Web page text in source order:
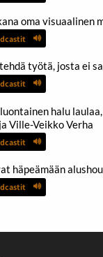
oma visuaalinen
työtä, josta ei
halu
Ville-Veikko Verha
häpeämään